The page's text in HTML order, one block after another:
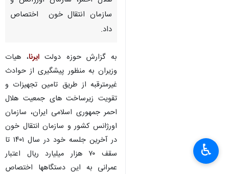
سازمان انتقال خون اختصاص
داد.
به گزارش حوزه دولتایرنا، هیات
وزیران به منظور پیشگیری از حوادث
غیرمترقبه از طریق تامین تجهیزات و
تقویت زیرساخت های جمعیت هلال
احمر جمهوری اسلامی ایران، سازمان
اورژانس کشور و سازمان انتقال خون
در آخرین جلسه خود در سال ۱۴۰۱ تا
سقف ۷۰ هزار میلیارد ریال اعتبار
عمرانی به این دستگاهها اختصاص
♿︎